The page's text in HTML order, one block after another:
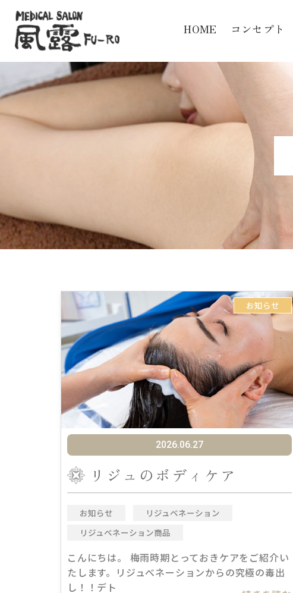
HOME コンセプト
2026.06.27
リジュのボディケア
お知らせ
お知らせ
リジュベネーション
リジュベネーション商品
こんにちは。 梅雨時期とっておきケアをご紹介い
たします。リジュべネーションからの究極の毒出
し！！デト